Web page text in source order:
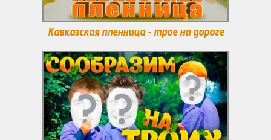
Кавказская пленница - трое на дороге